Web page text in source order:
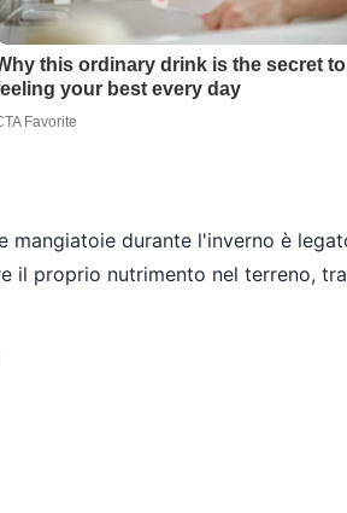
durante l'inverno è
il proprio nutrimento nel terreno,